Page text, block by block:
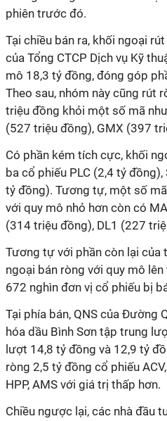
phiên trước đó.
Tại chiều bán ra, khối ngoại
của Tổng CTCP Dịch vụ Kỹ
mô 18,3 tỷ đồng, đóng góp
Theo sau, nhóm này cũng rút
triệu đồng khỏi một số mã
(527 triệu đồng), GMX (397
Có phần kém tích cực, khối
ba cổ phiếu PLC (2,4 tỷ
tỷ đồng). Tương tự, một số
với quy mô nhỏ hơn còn có
(314 triệu đồng), DL1 (227
Tương tự với phần còn lại của
ngoại bán ròng với quy mô
672 nghìn đơn vị cổ phiếu bị
Tại phía bán, QNS của Đường
hóa dầu Bình Sơn tập trung
lượt 14,8 tỷ đồng và 12,9 tỷ
ròng 2,5 tỷ đồng cổ phiếu
HPP, AMS với giá trị thấp hơn.
Chiều ngược lại, các nhà đầu